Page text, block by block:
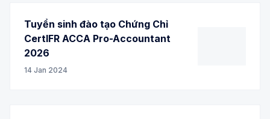
Tuyển sinh đào tạo Chứng Chỉ
CertIFR ACCA Pro-Accountant
2026
14 Jan 2024